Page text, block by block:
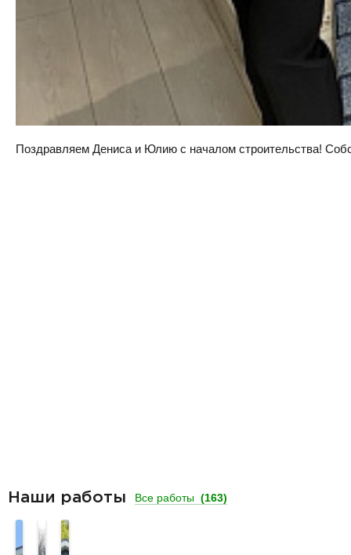
Поздравляем Дениса и Юлию с началом строительства!
Наши работы Все работы (163)